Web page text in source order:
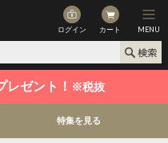
ログイン カート MENU
ゼント！ ※税抜
特集を見る